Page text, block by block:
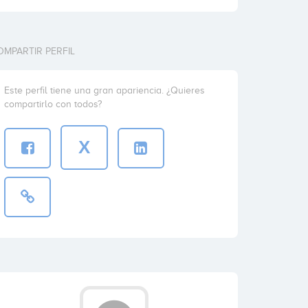
PERFIL
Este perfil tiene una gran apariencia. ¿Quieres
compartirlo con todos?
X